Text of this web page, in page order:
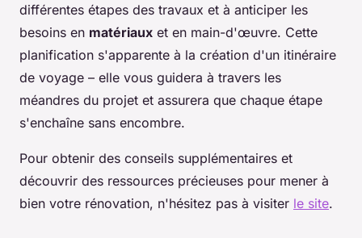
différentes étapes des travaux et à anticiper les
besoins en matériaux et en main-d'œuvre. Cette
planification s'apparente à la création d'un itinéraire
de voyage – elle vous guidera à travers les
méandres du projet et assurera que chaque étape
s'enchaîne sans encombre.
Pour obtenir des conseils supplémentaires et
découvrir des ressources précieuses pour mener à
bien votre rénovation, n'hésitez pas à visiter le site.